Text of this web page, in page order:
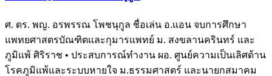
ศ. ดร. พญ. อรพรรณ โพชนุกูล ชื่อเล่น อ.แอน จบการศึกษา
แพทยศาสตรบัณฑิตและกุมารแพทย์ ม. สงขลานครินทร์ และ
ภูมิแพ้ ศิริราช • ประสบการณ์ทำงาน ผอ. ศูนย์ความเป็นเลิศด้าน
โรคภูมิแพ้และระบบหายใจ ม.ธรรมศาสตร์ และนายกสมาคม